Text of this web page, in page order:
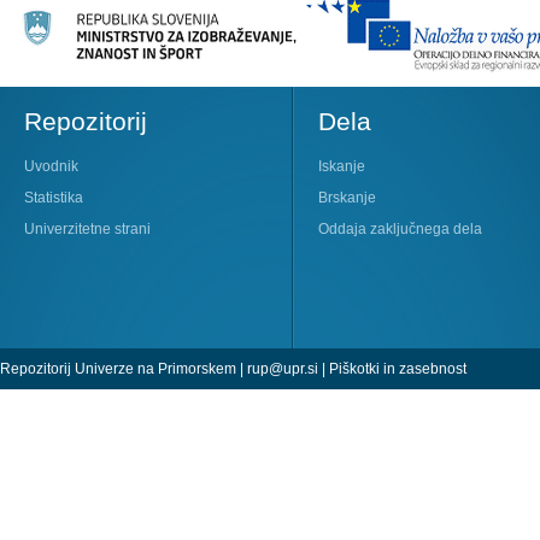
Repozitorij
Uvodnik
Statistika
Univerzitetne strani
Dela
Iskanje
Brskanje
Oddaja zaključnega dela
Repozitorij Univerze na Primorskem | rup@upr.si | Piškotki in zasebnost